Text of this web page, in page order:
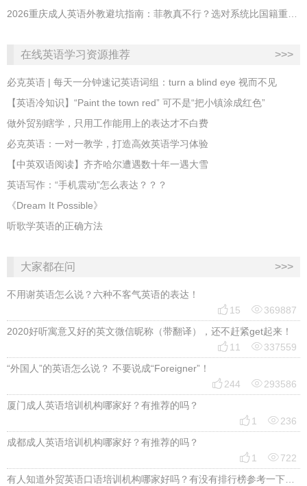
2026重庆成人英语外教避坑指南：菲教真不行？选对系统比国籍重要100倍！
在线英语学习资源推荐 >>>
必克英语 | 每天一分钟速记英语词组：turn a blind eye 视而不见
​【英语冷知识】“Paint the town red” 可不是“把小镇涂成红色”
做外贸别瞎学，只用工作能用上的表达才不白费
必克英语：一对一教学，打造高效英语学习体验
【中英双语阅读】齐齐哈尔遭遇数十年一遇大雪
英语写作：“手机震动”怎么表达？？？
《Dream It Possible》
听歌学英语的正确方法
大家都在问 >>>
不用谢英语怎么说？六种不客气英语的表达！
 15 369887
2020好听寓意又好的英文微信昵称（带翻译），还不赶紧get起来！
 11 337559
“外国人”的英语怎么说？ 不要说成“Foreigner”！
 244 293586
厦门成人英语培训机构哪家好？有推荐的吗？
 1 236
成都成人英语培训机构哪家好？有推荐的吗？
 1 722
有人知道外贸英语口语培训机构哪家好吗？有没有排行榜参考一下？最好说下费用